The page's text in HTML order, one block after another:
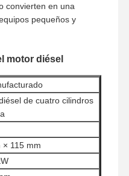
convierten en una
pequeños y
motor diésel
de cuatro cilindros
× 115 mm